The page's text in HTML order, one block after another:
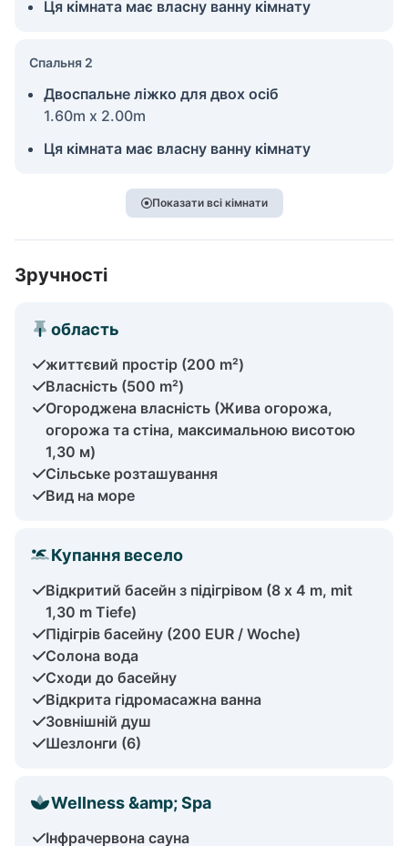
Ця кімната має власну ванну кімнату
Спальня 2
Двоспальне ліжко для двох осіб
1.60m x 2.00m
Ця кімната має власну ванну кімнату
Показати всі кімнати
Зручності
область
життєвий простір (200 m²)
Власність (500 m²)
Огороджена власність (Жива огорожа,
огорожа та стіна, максимальною висотою
1,30 м)
Сільське розташування
Вид на море
Купання весело
Відкритий басейн з підігрівом (8 x 4 m, mit
1,30 m Tiefe)
Підігрів басейну (200 EUR / Woche)
Солона вода
Сходи до басейну
Відкрита гідромасажна ванна
Зовнішній душ
Шезлонги (6)
Wellness &amp; Spa
Інфрачервона сауна